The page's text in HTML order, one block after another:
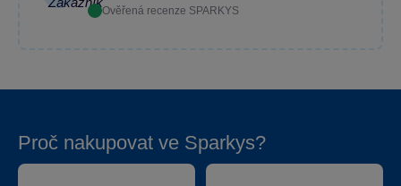
Ověřená recenze SPARKYS
Proč nakupovat ve Sparkys?